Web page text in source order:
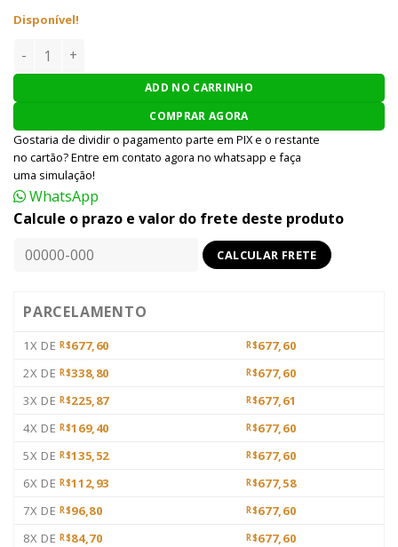
Disponível!
SLIDE AIRSOFT WE EXT G19-T7 COM GATILHO quantidade
ADD NO CARRINHO
COMPRAR AGORA
Gostaria de dividir o pagamento parte em PIX e o restante
no cartão? Entre em contato agora no whatsapp e faça
uma simulação!
WhatsApp
Calcule o prazo e valor do frete deste produto
PARCELAMENTO
1X DE R$677,60 R$677,60
2X DE R$338,80 R$677,60
3X DE R$225,87 R$677,61
4X DE R$169,40 R$677,60
5X DE R$135,52 R$677,60
6X DE R$112,93 R$677,58
7X DE R$96,80 R$677,60
8X DE R$84,70 R$677,60